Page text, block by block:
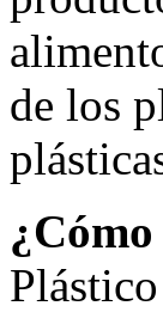
de los